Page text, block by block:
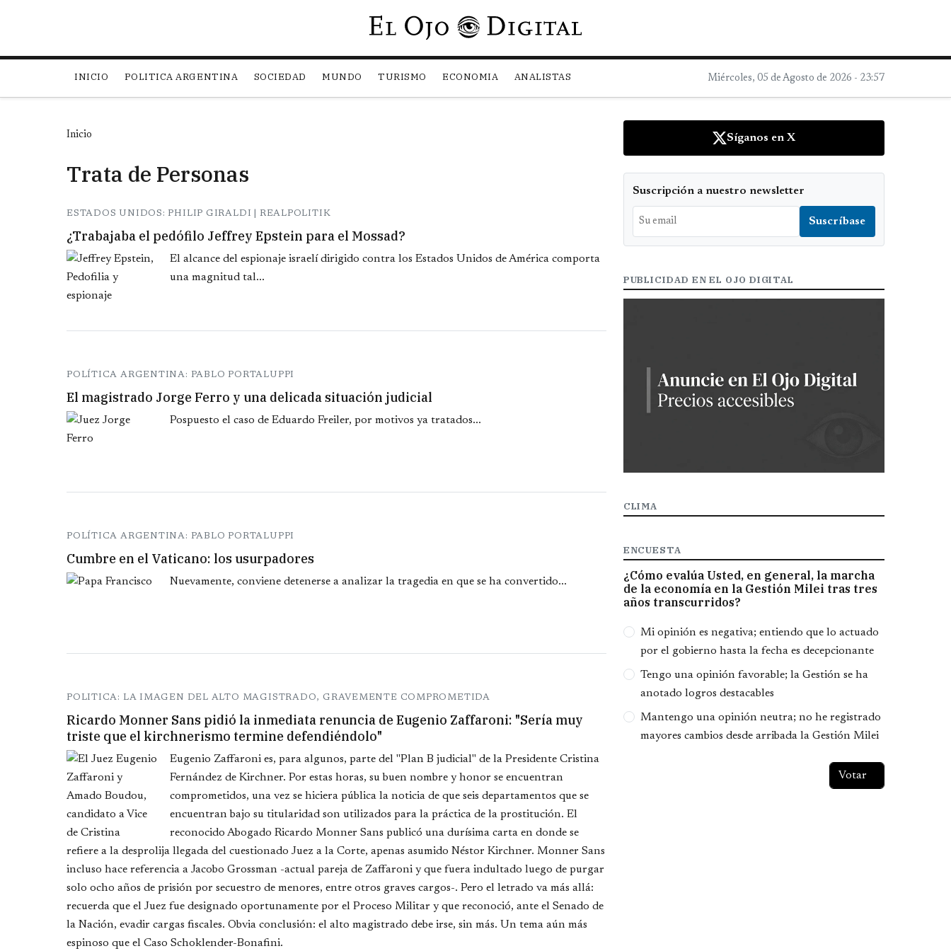
Pasar al contenido principal
INICIO POLITICA ARGENTINA SOCIEDAD MUNDO TURISMO ECONOMIA ANALISTAS Miércoles, 05 de Agosto de 2026 - 23:57
Inicio
Trata de Personas
ESTADOS UNIDOS: PHILIP GIRALDI | REALPOLITIK
¿Trabajaba el pedófilo Jeffrey Epstein para el Mossad?
El alcance del espionaje israelí dirigido contra los Estados Unidos de América comporta
una magnitud tal...
POLÍTICA ARGENTINA: PABLO PORTALUPPI
El magistrado Jorge Ferro y una delicada situación judicial
Pospuesto el caso de Eduardo Freiler, por motivos ya tratados...
POLÍTICA ARGENTINA: PABLO PORTALUPPI
Cumbre en el Vaticano: los usurpadores
Nuevamente, conviene detenerse a analizar la tragedia en que se ha convertido...
POLITICA: LA IMAGEN DEL ALTO MAGISTRADO, GRAVEMENTE COMPROMETIDA
Ricardo Monner Sans pidió la inmediata renuncia de Eugenio Zaffaroni: "Sería muy
triste que el kirchnerismo termine defendiéndolo"
Eugenio Zaffaroni es, para algunos, parte del "Plan B judicial" de la Presidente Cristina
Fernández de Kirchner. Por estas horas, su buen nombre y honor se encuentran
comprometidos, una vez se hiciera pública la noticia de que seis departamentos que se
encuentran bajo su titularidad son utilizados para la práctica de la prostitución. El
reconocido Abogado Ricardo Monner Sans publicó una durísima carta en donde se
refiere a la desprolija llegada del cuestionado Juez a la Corte, apenas asumido Néstor Kirchner. Monner Sans
incluso hace referencia a Jacobo Grossman -actual pareja de Zaffaroni y que fuera indultado luego de purgar
solo ocho años de prisión por secuestro de menores, entre otros graves cargos-. Pero el letrado va más allá:
recuerda que el Juez fue designado oportunamente por el Proceso Militar y que reconoció, ante el Senado de
la Nación, evadir cargas fiscales. Obvia conclusión: el alto magistrado debe irse, sin más. Un tema aún más
espinoso que el Caso Schoklender-Bonafini.
Síganos en X
Suscripción a nuestro newsletter
PUBLICIDAD EN EL OJO DIGITAL
CLIMA
ENCUESTA
¿Cómo evalúa Usted, en general, la marcha
de la economía en la Gestión Milei tras tres
años transcurridos?
Opciones
Mi opinión es negativa; entiendo que lo actuado
por el gobierno hasta la fecha es decepcionante
Tengo una opinión favorable; la Gestión se ha
anotado logros destacables
Mantengo una opinión neutra; no he registrado
mayores cambios desde arribada la Gestión Milei